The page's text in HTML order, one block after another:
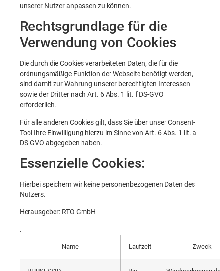
unserer Nutzer anpassen zu können.
Rechtsgrundlage für die
Verwendung von Cookies
Die durch die Cookies verarbeiteten Daten, die für die
ordnungsmäßige Funktion der Webseite benötigt werden,
sind damit zur Wahrung unserer berechtigten Interessen
sowie der Dritter nach Art. 6 Abs. 1 lit. f DS-GVO
erforderlich.
Für alle anderen Cookies gilt, dass Sie über unser Consent-
Tool Ihre Einwilligung hierzu im Sinne von Art. 6 Abs. 1 lit. a
DS-GVO abgegeben haben.
Essenzielle Cookies:
Hierbei speichern wir keine personenbezogenen Daten des
Nutzers.
Herausgeber: RTO GmbH
.
Name Laufzeit Zweck